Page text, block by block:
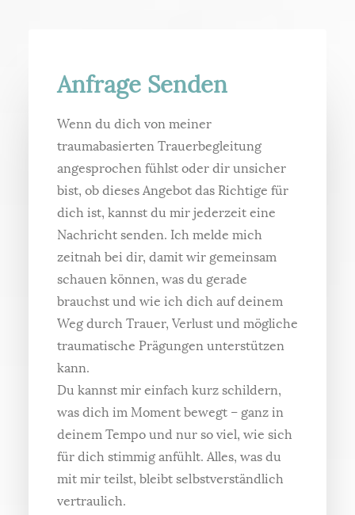
Anfrage Senden
Wenn du dich von meiner
traumabasierten Trauerbegleitung
angesprochen fühlst oder dir unsicher
bist, ob dieses Angebot das Richtige für
dich ist, kannst du mir jederzeit eine
Nachricht senden. Ich melde mich
zeitnah bei dir, damit wir gemeinsam
schauen können, was du gerade
brauchst und wie ich dich auf deinem
Weg durch Trauer, Verlust und mögliche
traumatische Prägungen unterstützen
kann.
Du kannst mir einfach kurz schildern,
was dich im Moment bewegt – ganz in
deinem Tempo und nur so viel, wie sich
für dich stimmig anfühlt. Alles, was du
mit mir teilst, bleibt selbstverständlich
vertraulich.